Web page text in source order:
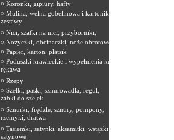
» Koronki, gipiury, hafty
» Mulina, wełna gobelinowa i kartoniki,
zestawy
» Nici, szafki na nici, przyborniki,
» Nożyczki, obcinaczki, noże obrotowe
» Papier, karton, platsik
» Poduszki krawieckie i wypełnienia kuli
rękawa
» Rzepy
» Szelki, paski, sznurowadła, regul,
żabki do szelek
» Sznurki, frędzle, sznury, pompony,
rzemyki, dratwa
» Tasiemki, satynki, aksamitki, wstążki
satynowe